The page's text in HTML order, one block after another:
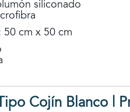
siliconado
50 cm x 50 cm
Cojín Blanco |